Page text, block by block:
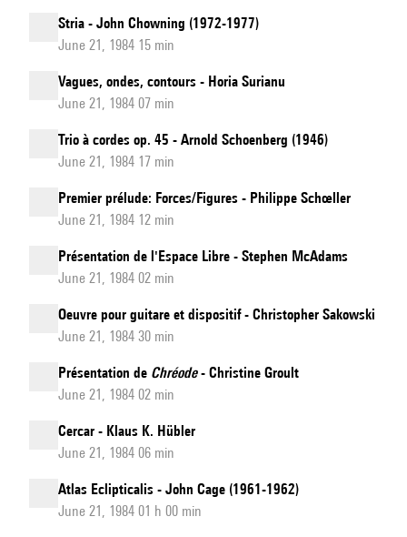
Stria - John Chowning (1972-1977)
June 21, 1984 15 min
Vagues, ondes, contours - Horia Surianu
June 21, 1984 07 min
Trio à cordes op. 45 - Arnold Schoenberg (1946)
June 21, 1984 17 min
Premier prélude: Forces/Figures - Philippe Schœller
June 21, 1984 12 min
Présentation de l'Espace Libre - Stephen McAdams
June 21, 1984 02 min
Oeuvre pour guitare et dispositif - Christopher Sakowski
June 21, 1984 30 min
Présentation de Chréode- Christine Groult
June 21, 1984 02 min
Cercar - Klaus K. Hübler
June 21, 1984 06 min
Atlas Eclipticalis - John Cage (1961-1962)
June 21, 1984 01 h 00 min